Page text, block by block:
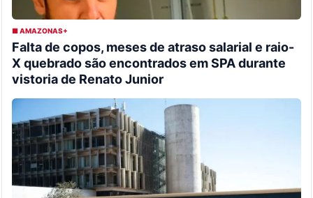
■ AMAZONAS+
Falta de copos, meses de atraso salarial e raio-
X quebrado são encontrados em SPA durante
vistoria de Renato Junior